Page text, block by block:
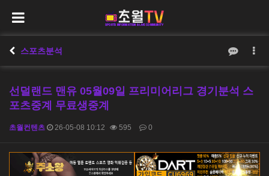
스포츠분석
선덜랜드 맨유 05월09일 프리미어리그 경기분석 스
포츠중계 무료생중계
초월컨텐츠 26-05-08 10:12 595 0